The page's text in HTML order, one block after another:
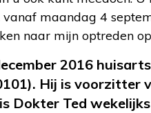
vanaf maandag 4
naar mijn optreden
2016
Hij is voorzitter
Dokter Ted